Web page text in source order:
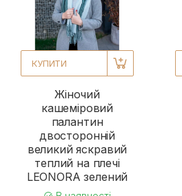
КУПИТИ
Жіночий
кашеміровий
палантин
двосторонній
великий яскравий
теплий на плечі
LEONORA зелений